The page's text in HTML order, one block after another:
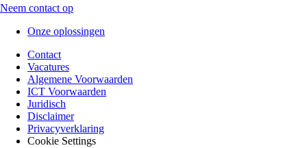
Neem contact op
Onze oplossingen
Contact
Vacatures
Algemene Voorwaarden
ICT Voorwaarden
Juridisch
Disclaimer
Privacyverklaring
Cookie Settings